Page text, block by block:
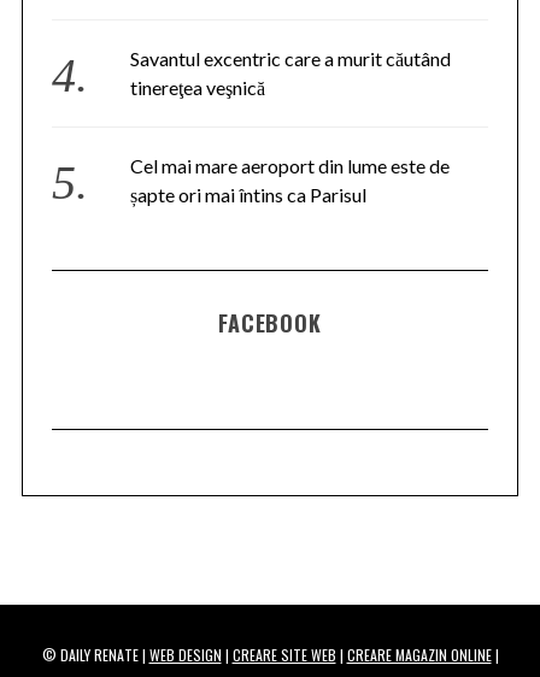
Savantul excentric care a murit căutând
tinereţea veşnică
Cel mai mare aeroport din lume este de
șapte ori mai întins ca Parisul
FACEBOOK
© DAILY RENATE | WEB DESIGN | CREARE SITE WEB | CREARE MAGAZIN ONLINE|